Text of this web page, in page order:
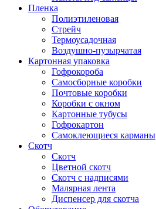
Пленка
Полиэтиленовая
Стрейч
Термоусадочная
Воздушно-пузырчатая
Картонная упаковка
Гофрокороба
Самосборные коробки
Почтовые коробки
Коробки с окном
Картонные тубусы
Гофрокартон
Самоклеющиеся карманы
Скотч
Скотч
Цветной скотч
Скотч с надписями
Малярная лента
Диспенсер для скотча